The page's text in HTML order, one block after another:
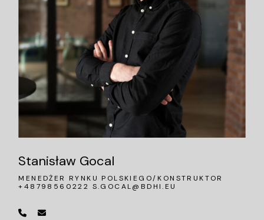
Stanisław Gocal
MENEDŻER RYNKU POLSKIEGO/KONSTRUKTOR
+48798560222 S.GOCAL@BDHI.EU